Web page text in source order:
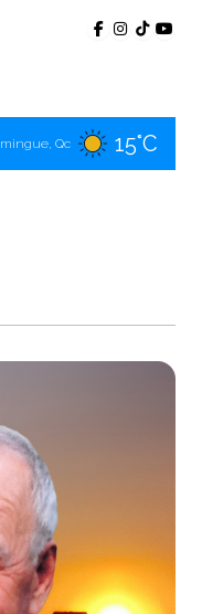
15°C
La Sarre, Qc 16°C